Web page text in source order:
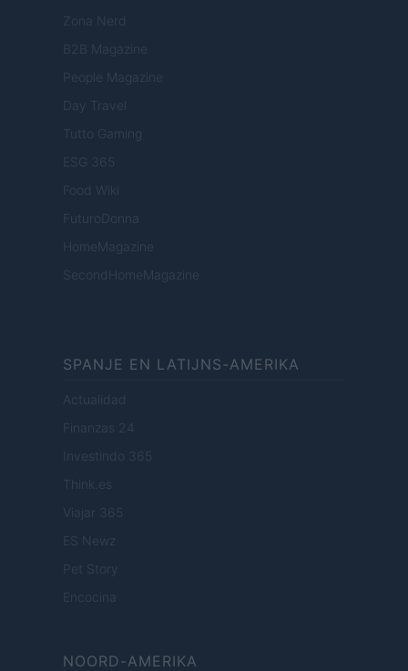
Zona Nerd
B2B Magazine
People Magazine
Day Travel
Tutto Gaming
ESG 365
Food Wiki
FuturoDonna
HomeMagazine
SecondHomeMagazine
SPANJE EN LATIJNS-AMERIKA
Actualidad
Finanzas 24
Investindo 365
Think.es
Viajar 365
ES Newz
Pet Story
Encocina
NOORD-AMERIKA